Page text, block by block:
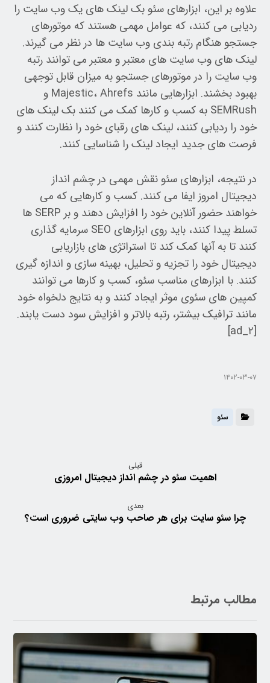
علاوه بر این، ابزارهای سئو بک لینک های یک وب سایت را
ردیابی می کنند، که عوامل مهمی هستند که موتورهای
جستجو هنگام رتبه بندی وب سایت ها در نظر می گیرند.
لینک های وب سایت های معتبر و معتبر می توانند رتبه
وب سایت را در موتورهای جستجو به میزان قابل توجهی
بهبود بخشند. ابزارهایی مانند Majestic، Ahrefs و
SEMRush به کسب و کارها کمک می کنند بک لینک های
خود را ردیابی کنند، لینک های رقبای خود را نظارت کنند و
فرصت های جدید ایجاد لینک را شناسایی کنند.
در نتیجه، ابزارهای سئو نقش مهمی در چشم انداز
دیجیتال امروز ایفا می کنند. کسب و کارهایی که می
خواهند حضور آنلاین خود را افزایش دهند و بر SERP ها
تسلط پیدا کنند، باید روی ابزارهای SEO سرمایه گذاری
کنند تا به آنها کمک کند تا استراتژی های بازاریابی
دیجیتال خود را تجزیه و تحلیل، بهینه سازی و اندازه گیری
کنند. با ابزارهای مناسب سئو، کسب و کارها می توانند
کمپین های سئوی موثر ایجاد کنند و به نتایج دلخواه خود
مانند ترافیک بیشتر، رتبه بالاتر و افزایش سود دست یابند.
[ad_۲]
۱۴۰۲-۰۳-۰۷
سئو
قبلی
اهمیت سئو در چشم انداز دیجیتال امروزی
بعدی
چرا سئو سایت برای هر صاحب وب سایتی ضروری است؟
مطالب مرتبط